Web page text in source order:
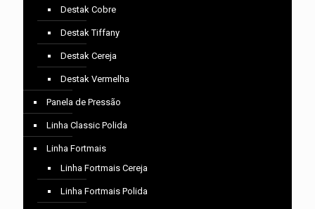
Destak Cobre
Destak Tiffany
Destak Cereja
Destak Vermelha
Panela de Pressão
Linha Classic Polida
Linha Fortmais
Linha Fortmais Cereja
Linha Fortmais Polida